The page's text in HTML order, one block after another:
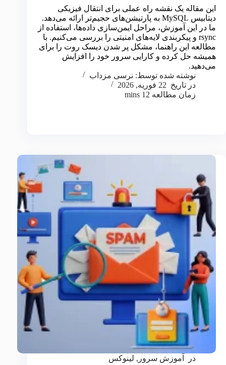
این مقاله یک نقشه راه عملی برای انتقال فیزیکی
دیتابیس MySQL به پارتیشن‌های حجیم‌تر ارائه می‌دهد.
ما در این آموزش، مراحل ایمن‌سازی داده‌ها، استفاده از
rsync و پیکربندی لایه‌های امنیتی را بررسی می‌کنیم. با
مطالعه این راهنما، مشکل پر شدن دیسک روت را برای
همیشه حل کرده و کارایی سرور خود را افزایش
می‌دهید.
نوشته شده توسط: نرسی مزداب
در تاریخ 22 فوریه, 2026
زمان مطالعه 12 mins
در آموزش سرور , لینوکس